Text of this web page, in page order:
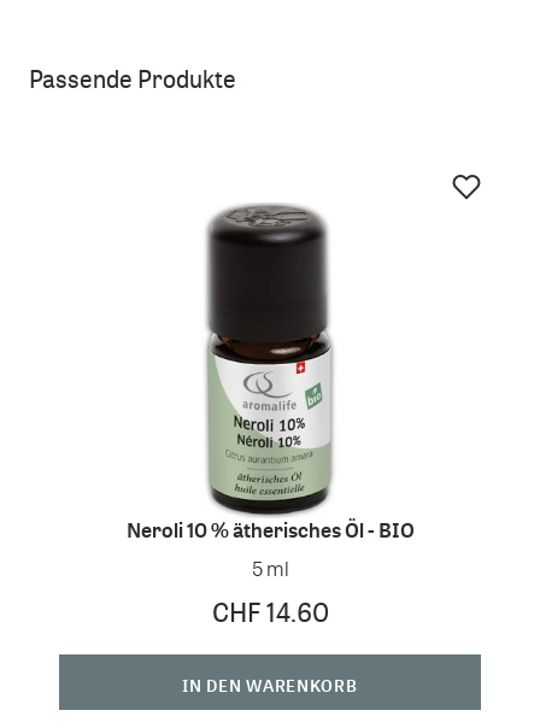
Passende Produkte
Neroli 10 % ätherisches Öl - BIO
5 ml
CHF 14.60
IN DEN WARENKORB